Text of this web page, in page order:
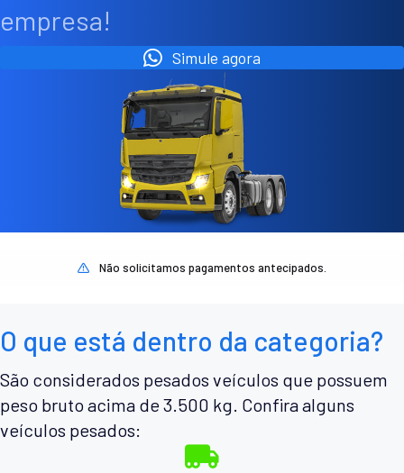
empresa!
Simule agora
Não solicitamos pagamentos antecipados.
O que está dentro da categoria?
São considerados pesados veículos que possuem
peso bruto acima de 3.500 kg. Confira alguns
veículos pesados: